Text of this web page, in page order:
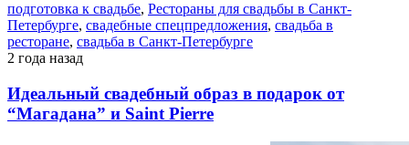
подготовка к свадьбе, Рестораны для свадьбы в Санкт-
Петербурге, свадебные спецпредложения, свадьба в
ресторане, свадьба в Санкт-Петербурге
2 года назад
Идеальный свадебный образ в подарок от
“Магадана” и Saint Pierre